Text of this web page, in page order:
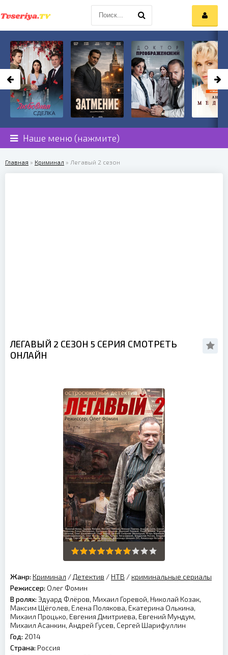
Наше меню (нажмите)
Главная » Криминал » Легавый 2 сезон
ЛЕГАВЫЙ 2 СЕЗОН 5 СЕРИЯ СМОТРЕТЬ
ОНЛАЙН
Жанр: Криминал / Детектив / НТВ / криминальные сериалы
Режиссер: Олег Фомин
В ролях: Эдуард Флёров, Михаил Горевой, Николай Козак,
Максим Щёголев, Елена Полякова, Екатерина Олькина,
Михаил Процько, Евгения Дмитриева, Евгений Мундум,
Михаил Асанкин, Андрей Гусев, Сергей Шарифуллин
Год: 2014
Страна: Россия